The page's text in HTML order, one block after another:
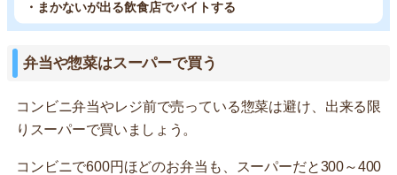
・まかないが出る飲食店でバイトする
弁当や惣菜はスーパーで買う
コンビニ弁当やレジ前で売っている惣菜は避け、出来る限
りスーパーで買いましょう。
コンビニで600円ほどのお弁当も、スーパーだと300～400